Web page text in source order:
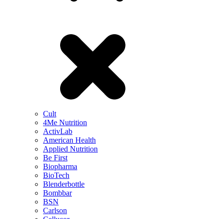
Cult
4Me Nutrition
ActivLab
American Health
Applied Nutrition
Be First
Biopharma
BioTech
Blenderbottle
Bombbar
BSN
Carlson